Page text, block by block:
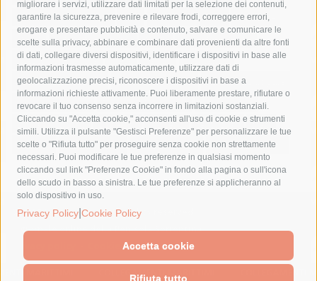
migliorare i servizi, utilizzare dati limitati per la selezione dei contenuti,
garantire la sicurezza, prevenire e rilevare frodi, correggere errori,
erogare e presentare pubblicità e contenuto, salvare e comunicare le
scelte sulla privacy, abbinare e combinare dati provenienti da altre fonti
di dati, collegare diversi dispositivi, identificare i dispositivi in base alle
informazioni trasmesse automaticamente, utilizzare dati di
geolocalizzazione precisi, riconoscere i dispositivi in base a
informazioni richieste attivamente. Puoi liberamente prestare, rifiutare o
revocare il tuo consenso senza incorrere in limitazioni sostanziali.
Cliccando su "Accetta cookie," acconsenti all'uso di cookie e strumenti
simili. Utilizza il pulsante "Gestisci Preferenze" per personalizzare le tue
scelte o "Rifiuta tutto" per proseguire senza cookie non strettamente
necessari. Puoi modificare le tue preferenze in qualsiasi momento
cliccando sul link "Preferenze Cookie" in fondo alla pagina o sull'icona
dello scudo in basso a sinistra. Le tue preferenze si applicheranno al
solo dispositivo in uso.
Privacy Policy Cookie Policy
Accetta cookie
Rifiuta tutto
fondazione sorrento
gori guardia costiera
incidente
lavori
lorenzo balducelli mare
massa lubrense
massimo coppola
Meta napoli
ordinanza
penisola sorrentina
piano di sorrento
polizia municipale
protezione civile
Regione Campania
sant'agnello
sindaco cuomo
sorrento studenti temporali
treni
turismo
Vico Equense villa fiorentino vincenzo de luca
© 2015 SorrentoPress. All rights reserved.
Il giornale online della Penisola Sorrentina
Cookie Policy